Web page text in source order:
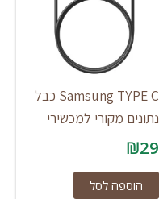
Samsung TYPE C כבל
נתונים מקורי למכשירי
₪29
הוספה לסל